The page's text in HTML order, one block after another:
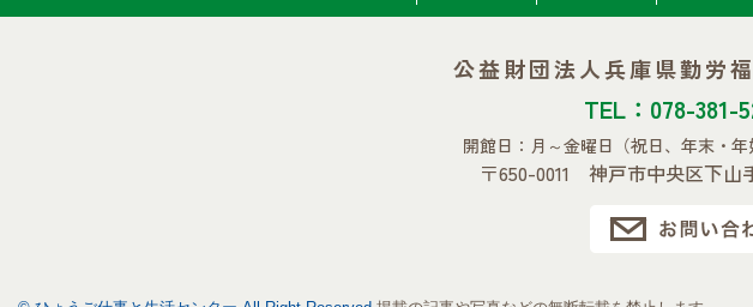
公益財団法人兵庫県勤労
TEL：078-381-
開館日：月～金曜日 （祝日、年末・年
〒650-0011 神戸市中央区下山